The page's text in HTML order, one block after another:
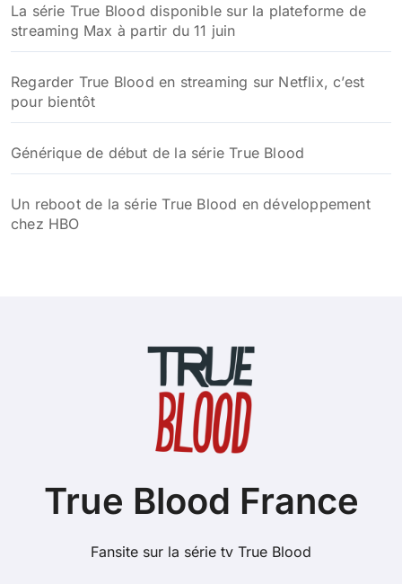
La série True Blood disponible sur la plateforme de
streaming Max à partir du 11 juin
Regarder True Blood en streaming sur Netflix, c’est
pour bientôt
Générique de début de la série True Blood
Un reboot de la série True Blood en développement
chez HBO
True Blood France
Fansite sur la série tv True Blood